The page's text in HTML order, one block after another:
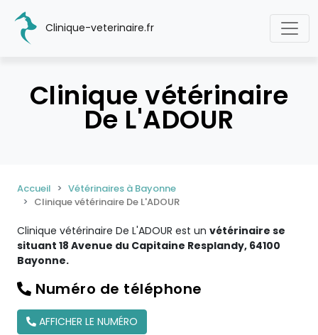
Clinique-veterinaire.fr
Clinique vétérinaire
De L'ADOUR
Accueil
Vétérinaires à Bayonne
Clinique vétérinaire De L'ADOUR
Clinique vétérinaire De L'ADOUR est un vétérinaire se
situant 18 Avenue du Capitaine Resplandy, 64100
Bayonne.
Numéro de téléphone
AFFICHER LE NUMÉRO